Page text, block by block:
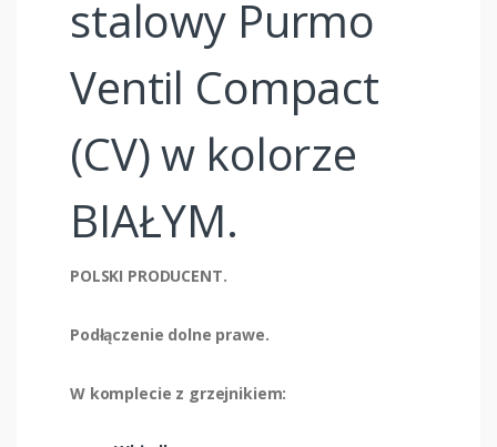
stalowy Purmo
Ventil Compact
(CV) w kolorze
BIAŁYM.
POLSKI PRODUCENT.
Podłączenie dolne prawe.
W komplecie z grzejnikiem: